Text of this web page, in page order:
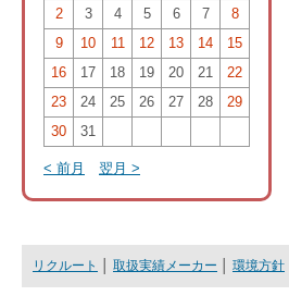
2
3 4 5 6 7
8
9
10 11 12 13 14
15
16
17 18 19 20 21
22
23
24 25 26 27 28
29
30
31
< 前月 翌月 >
リクルート 取扱実績メーカー 環境方針